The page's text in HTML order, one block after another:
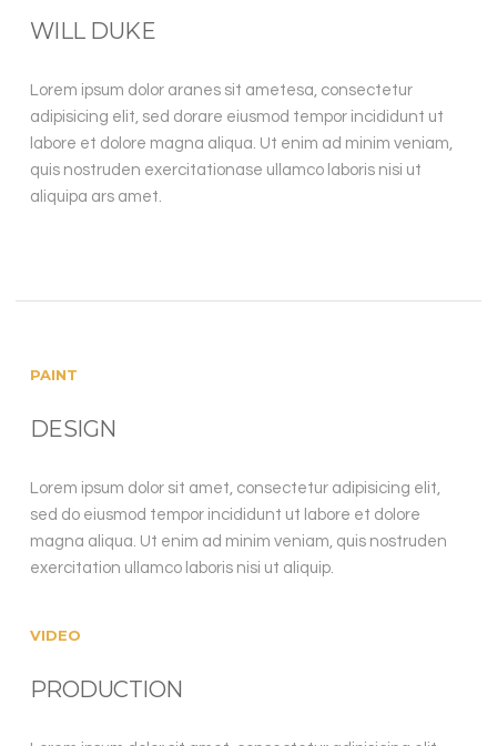
WILL DUKE
Lorem ipsum dolor aranes sit ametesa, consectetur
adipisicing elit, sed dorare eiusmod tempor incididunt ut
labore et dolore magna aliqua. Ut enim ad minim veniam,
quis nostruden exercitationase ullamco laboris nisi ut
aliquipa ars amet.
PAINT
DESIGN
Lorem ipsum dolor sit amet, consectetur adipisicing elit,
sed do eiusmod tempor incididunt ut labore et dolore
magna aliqua. Ut enim ad minim veniam, quis nostruden
exercitation ullamco laboris nisi ut aliquip.
VIDEO
PRODUCTION